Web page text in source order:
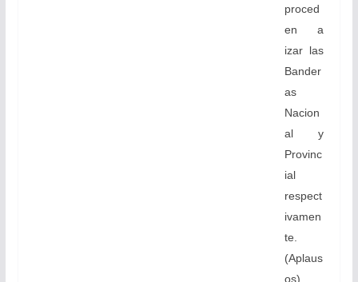
proced
en a
izar las
Bander
as
Nacion
al y
Provinc
ial
respect
ivamen
te.
(Aplaus
os)